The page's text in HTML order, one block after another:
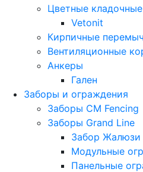
Цветные
Vetonit
Кирпичные
Вентиляционные
Анкеры
Гален
Заборы и ограждения
Заборы CM Fencing
Заборы Grand Line
Забор Жалюзи
Модульные
Панельные